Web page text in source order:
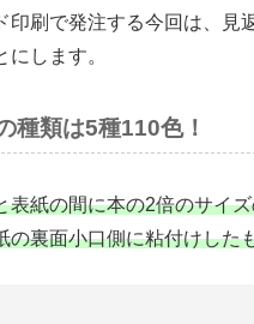
印刷で発注する今回は、見
にします。
種類は5種110色！
表紙の間に本の2倍のサイ
の裏面小口側に粘付けした